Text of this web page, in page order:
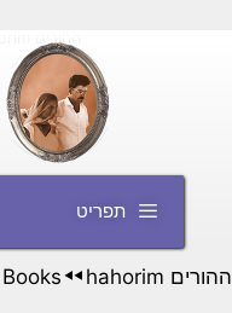
תפריט
ההורים hahorim ◄◄
Books